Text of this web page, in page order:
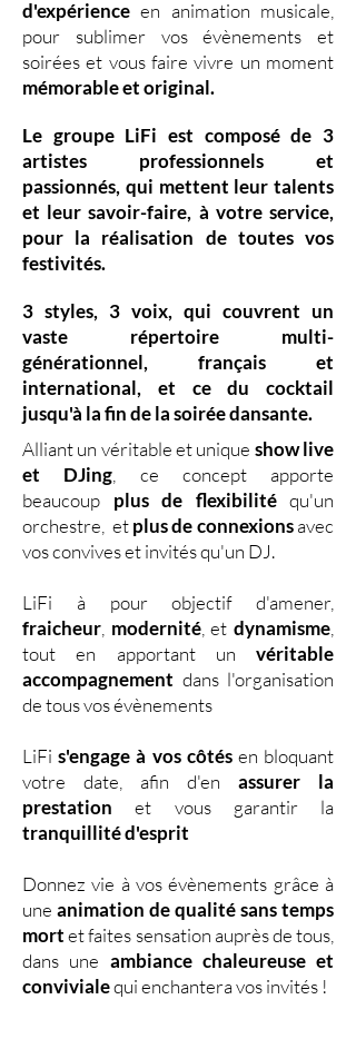
d'expérience en animation musicale,
pour sublimer vos évènements et
soirées et vous faire vivre un moment
mémorable et original.
Le groupe LiFi est composé de 3
artistes professionnels et
passionnés, qui mettent leur talents
et leursavoir-faire, à votre service,
pour la réalisation de toutes vos
festivités.
3 styles, 3 voix, qui couvrent un
vaste répertoire multi-
générationnel,
français et
international, et ce du cocktail
jusqu'à la fin de la soirée dansante.
Alliant un véritable et unique show live
et DJing
ce concept apporte
beaucoup plus de flexibilitéqu'un
orchestre, etplus de connexionsavec
vos convives et invités qu'un DJ.
LiFi à pour objectif d'amener,
fraicheur modernité, etdynamisme
tout en apportant un véritable
accompagnement dans l'organisation
de tous vos évènements
LiFis'engage à vos côtésen bloquant
votre date, afin d'en assurer la
prestationet vous garantir la
tranquillité d'esprit
Donnez vie à vos évènements grâce à
une animation de qualité sans temps
mortet faites sensation auprès de tous,
dans une ambiance chaleureuse et
convivialequi enchantera vos invités !